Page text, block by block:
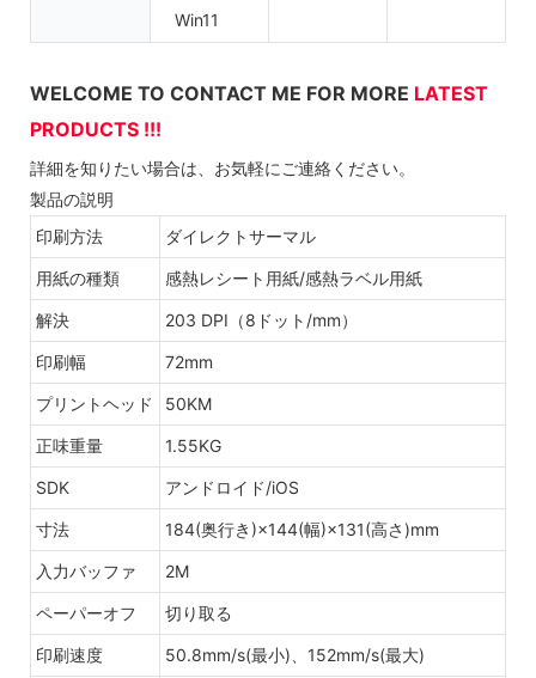
Win11
WELCOME TO CONTACT ME FOR MORE LATEST
PRODUCTS !!!
詳細を知りたい場合は、お気軽にご連絡ください。
製品の説明
印刷方法
ダイレクトサーマル
用紙の種類 感熱レシート用紙/感熱ラベル用紙
解決 203 DPI（8ドット/mm）
印刷幅 72mm
プリントヘッド 50KM
正味重量 1.55KG
SDK アンドロイド/iOS
寸法 184(奥行き)×144(幅)×131(高さ)mm
入力バッファ 2M
ペーパーオフ 切り取る
印刷速度 50.8mm/s(最小)、152mm/s(最大)